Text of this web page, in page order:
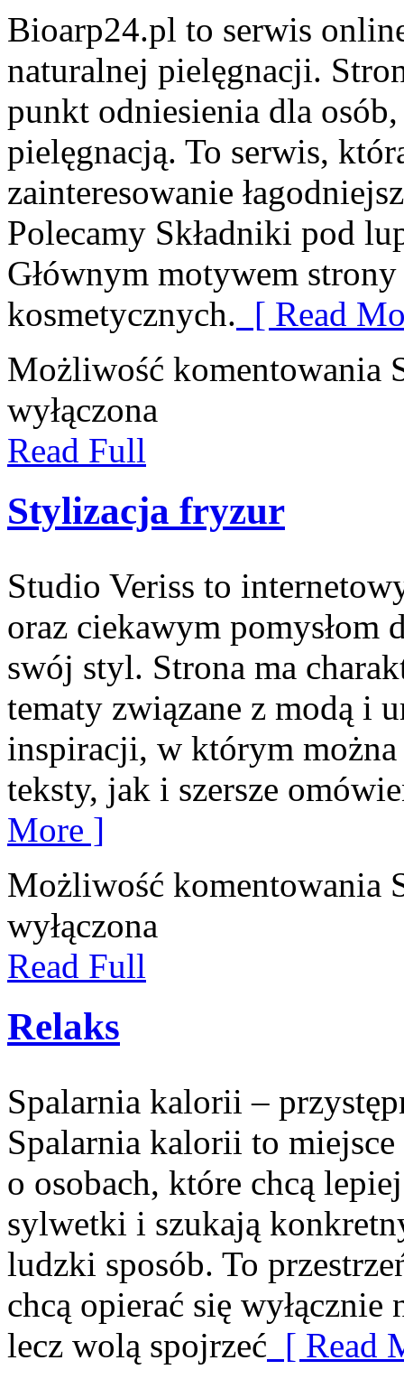
Bioarp24.pl to serwis
naturalnej pielęgnacji.
punkt odniesienia dla
pielęgnacją. To serwis,
zainteresowanie
Polecamy Składniki pod
Głównym motywem
kosmetycznych. [ Read
Możliwość komentowania
wyłączona
Read Full
Stylizacja fryzur
Studio Veriss to
oraz ciekawym pomysłom
swój styl. Strona ma
tematy związane z modą i
inspiracji, w którym
teksty, jak i szersze
More ]
Możliwość komentowania
wyłączona
Read Full
Relaks
Spalarnia kalorii –
Spalarnia kalorii to
o osobach, które chcą
sylwetki i szukają
ludzki sposób. To
chcą opierać się
lecz wolą spojrzeć [ Read